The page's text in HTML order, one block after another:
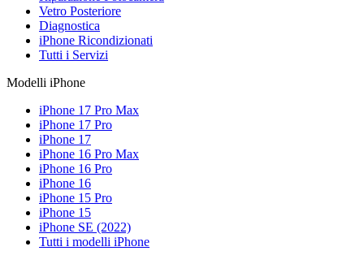
Vetro Posteriore
Diagnostica
iPhone Ricondizionati
Tutti i Servizi
Modelli iPhone
iPhone 17 Pro Max
iPhone 17 Pro
iPhone 17
iPhone 16 Pro Max
iPhone 16 Pro
iPhone 16
iPhone 15 Pro
iPhone 15
iPhone SE (2022)
Tutti i modelli iPhone